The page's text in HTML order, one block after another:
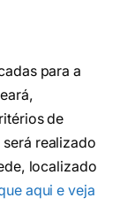
para a
de
realizado
localizado
aqui e veja